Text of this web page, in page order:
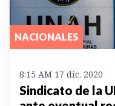
NACIONALES
8:15 AM 17 dic. 2020
Sindicato de la